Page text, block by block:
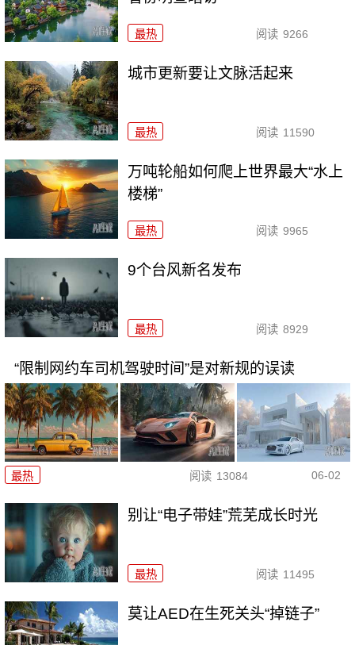
最热 阅读 9266
城市更新要让文脉活起来
最热 阅读 11590
万吨轮船如何爬上世界最大“水上
楼梯”
最热 阅读 9965
9个台风新名发布
最热 阅读 8929
“限制网约车司机驾驶时间”是对新规的误读
最热 阅读 13084 06-02
别让“电子带娃”荒芜成长时光
最热 阅读 11495
莫让AED在生死关头“掉链子”